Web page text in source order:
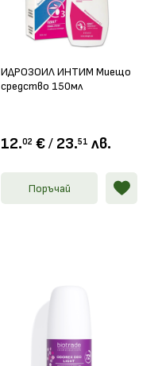
ИДРОЗОИЛ ИНТИМ Миещо
средство 150мл
12.02 €/ 23.51 лв.
Поръчай